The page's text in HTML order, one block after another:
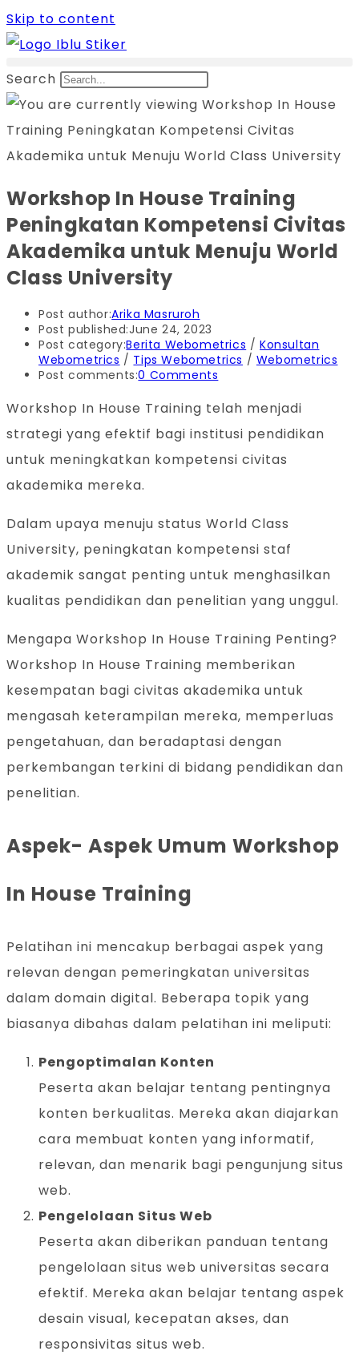
Skip to content
Search
Workshop In House Training
Peningkatan Kompetensi Civitas
Akademika untuk Menuju World
Class University
Post author:Arika Masruroh
Post published:June 24, 2023
Post category:Berita Webometrics / Konsultan
Webometrics / Tips Webometrics / Webometrics
Post comments:0 Comments
Workshop In House Training telah menjadi
strategi yang efektif bagi institusi pendidikan
untuk meningkatkan kompetensi civitas
akademika mereka.
Dalam upaya menuju status World Class
University, peningkatan kompetensi staf
akademik sangat penting untuk menghasilkan
kualitas pendidikan dan penelitian yang unggul.
Mengapa Workshop In House Training Penting?
Workshop In House Training memberikan
kesempatan bagi civitas akademika untuk
mengasah keterampilan mereka, memperluas
pengetahuan, dan beradaptasi dengan
perkembangan terkini di bidang pendidikan dan
penelitian.
Aspek- Aspek Umum Workshop
In House Training
Pelatihan ini mencakup berbagai aspek yang
relevan dengan pemeringkatan universitas
dalam domain digital. Beberapa topik yang
biasanya dibahas dalam pelatihan ini meliputi:
Pengoptimalan Konten
Peserta akan belajar tentang pentingnya
konten berkualitas. Mereka akan diajarkan
cara membuat konten yang informatif,
relevan, dan menarik bagi pengunjung situs
web.
Pengelolaan Situs Web
Peserta akan diberikan panduan tentang
pengelolaan situs web universitas secara
efektif. Mereka akan belajar tentang aspek
desain visual, kecepatan akses, dan
responsivitas situs web.